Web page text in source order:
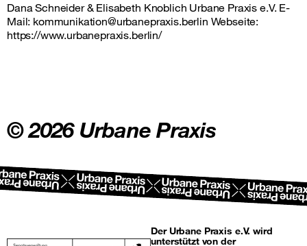
Dana Schneider & Elisabeth Knoblich Urbane Praxis e.V. E-
Mail: kommunikation@urbanepraxis.berlin Webseite:
https://www.urbanepraxis.berlin/
© 2026 Urbane Praxis
Der Urbane Praxis e.V. wird
unterstützt von der